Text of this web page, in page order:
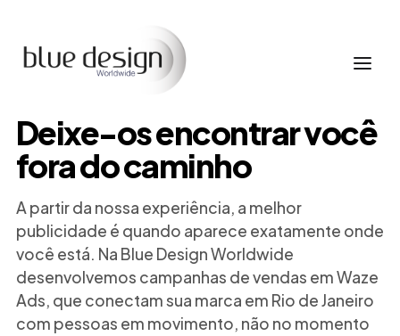
Deixe-os encontrar você
fora do caminho
A partir da nossa experiência, a melhor
publicidade é quando aparece exatamente onde
você está. Na Blue Design Worldwide
desenvolvemos campanhas de vendas em Waze
Ads, que conectam sua marca em Rio de Janeiro
com pessoas em movimento, não no momento